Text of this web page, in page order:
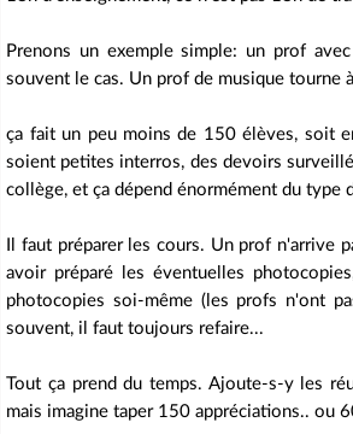
Prenons un exemple simple: un prof
souvent le cas. Un prof de musique tourne
ça fait un peu moins de 150 élèves, soit
soient petites interros, des devoirs
collège, et ça dépend énormément du type
Il faut préparer les cours. Un prof n'arrive
avoir préparé les éventuelles
photocopies soi-même (les profs n'ont
souvent, il faut toujours refaire...
Tout ça prend du temps. Ajoute-s-y les
mais imagine taper 150 appréciations.. ou